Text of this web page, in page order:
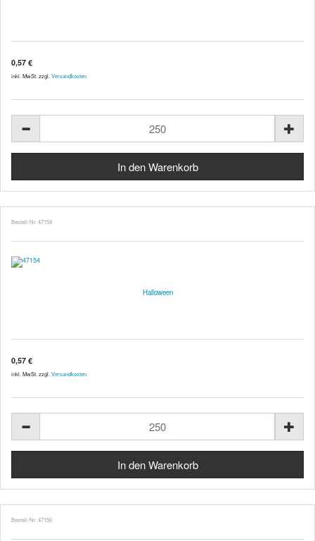
0,57 €
inkl. MwSt. zzgl. Versandkosten
Bestell-Nr. 47154
Halloween
0,57 €
inkl. MwSt. zzgl. Versandkosten
Bestell-Nr. 47156